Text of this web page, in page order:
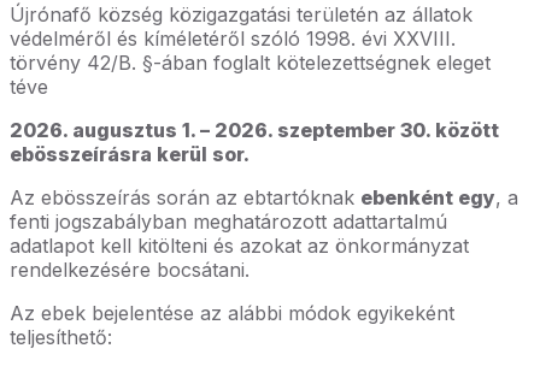
Újrónafő község közigazgatási területén az állatok
védelméről és kíméletéről szóló 1998. évi XXVIII.
törvény 42/B. §-ában foglalt kötelezettségnek eleget
téve
2026. augusztus 1. – 2026. szeptember 30. között
ebösszeírásra kerül sor.
Az ebösszeírás során az ebtartóknak ebenként egy, a
fenti jogszabályban meghatározott adattartalmú
adatlapot kell kitölteni és azokat az önkormányzat
rendelkezésére bocsátani.
Az ebek bejelentése az alábbi módok egyikeként
teljesíthető: